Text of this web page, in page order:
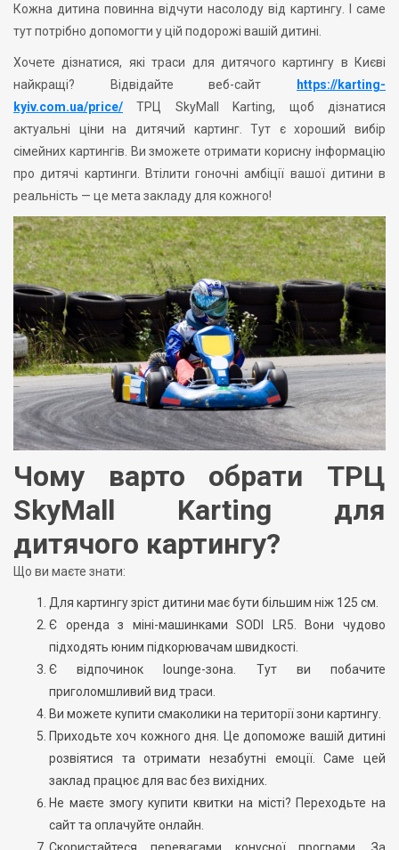
Кожна дитина повинна відчути насолоду від картингу. І саме
тут потрібно допомогти у цій подорожі вашій дитині.
Хочете дізнатися, які траси для дитячого картингу в Києві
найкращі? Відвідайте веб-сайт
https://karting-
kyiv.com.ua/price/ ТРЦ SkyMall Karting, щоб дізнатися
актуальні ціни на дитячий картинг. Тут є хороший вибір
сімейних картингів. Ви зможете отримати корисну інформацію
про дитячі картинги. Втілити гоночні амбіції вашої дитини в
реальність — це мета закладу для кожного!
Чому варто обрати ТРЦ
SkyMall Karting для
дитячого картингу?
Що ви маєте знати:
Для картингу зріст дитини має бути більшим ніж 125 см.
Є оренда з міні-машинками SODI LR5. Вони чудово
підходять юним підкорювачам швидкості.
Є відпочинок lounge-зона. Тут ви побачите
приголомшливий вид траси.
Ви можете купити смаколики на території зони картингу.
Приходьте хоч кожного дня. Це допоможе вашій дитині
розвіятися та отримати незабутні емоції. Саме цей
заклад працює для вас без вихідних.
Не маєте змогу купити квитки на місті? Переходьте на
сайт та оплачуйте онлайн.